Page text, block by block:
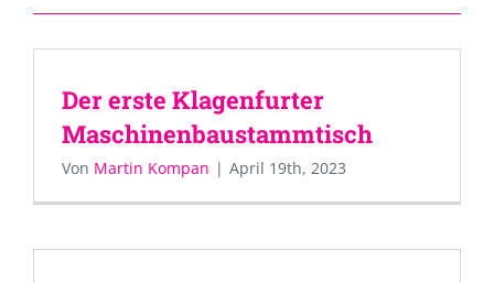
Der erste Klagenfurter
Maschinenbaustammtisch
Von Martin Kompan | April 19th, 2023